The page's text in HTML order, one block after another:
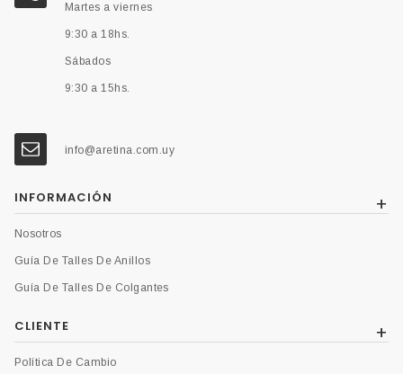
Martes a viernes
9:30 a 18hs.
Sábados
9:30 a 15hs.
info@aretina.com.uy
INFORMACIÓN
Nosotros
Guía De Talles De Anillos
Guía De Talles De Colgantes
CLIENTE
Política De Cambio